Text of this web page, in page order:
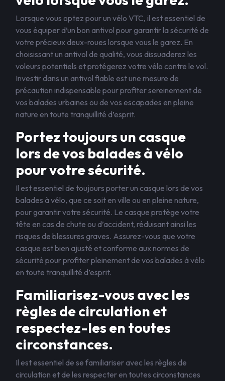
Lorsque vous optez pour un vélo VTC, il est essentiel de
vous équiper d’un bon antivol pour garantir la sécurité de
votre précieux deux-roues lorsque vous le garez. En
choisissant un antivol de qualité, vous dissuaderez les
voleurs potentiels et protégerez votre vélo contre le vol.
Investir dans un antivol fiable est une mesure de
précaution indispensable pour profiter sereinement de
vos balades urbaines ou de vos escapades en pleine
nature en toute tranquillité d’esprit.
Portez toujours un casque
lors de vos balades à vélo
pour votre sécurité.
Il est essentiel de toujours porter un casque lors de vos
balades à vélo, que ce soit en ville ou en pleine nature,
pour garantir votre sécurité. Le casque protège votre
tête en cas de chute ou d’accident, réduisant ainsi les
risques de blessures graves. Assurez-vous que votre
casque est bien ajusté et conforme aux normes de
sécurité pour profiter pleinement de vos balades à vélo
en toute tranquillité d’esprit.
Familiarisez-vous avec les
règles de circulation et
respectez-les en toutes
circonstances.
Il est essentiel de se familiariser avec les règles de
circulation et de les respecter en toutes circonstances